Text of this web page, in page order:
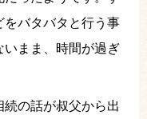
をバタバタと行う事
いまま、時間が過ぎ
の話が叔父から出